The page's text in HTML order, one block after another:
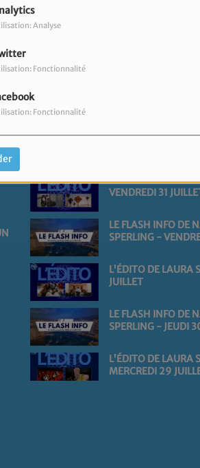
Analyse
Fonctionnalité
Fonctionnalité
vous avez
Il semble que la page que vous
L'ÉDITO DE LAURA
VENDREDI 31
LE FLASH INFO DE
SPERLING -
L'ÉDITO DE LAURA
JUILLET
LE FLASH INFO DE
SPERLING - JEUDI
L'ÉDITO DE LAURA
MERCREDI 29